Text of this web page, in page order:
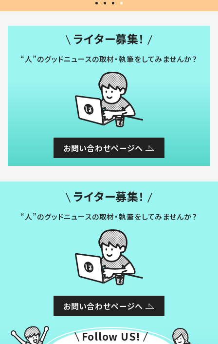
ライター募集！
“人”のグッドニュースの取材・執筆をしてみませんか？
お問い合わせページへ
ライター募集！
“人”のグッドニュースの取材・執筆をしてみませんか？
お問い合わせページへ
Follow US!